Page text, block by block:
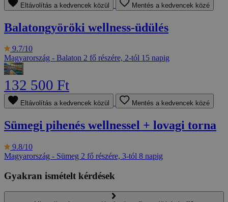
Eltávolítás a kedvencek közül Mentés a kedvencek közé
Balatongyöröki wellness-üdülés
9.7/10
Magyarország - Balaton 2 fő részére, 2-tól 15 napig
132 500 Ft
Eltávolítás a kedvencek közül Mentés a kedvencek közé
Sümegi pihenés wellnessel + lovagi torna
9.8/10
Magyarország - Sümeg 2 fő részére, 3-tól 8 napig
Gyakran ismételt kérdések